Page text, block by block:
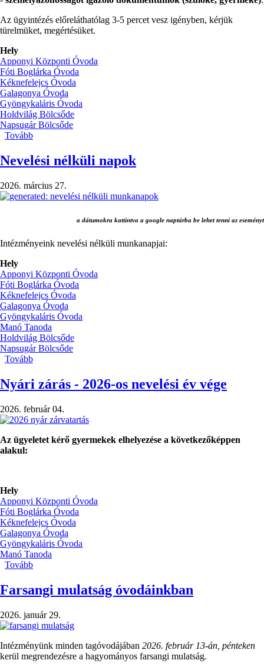
Az ügyintézés előreláthatólag 3-5 percet vesz igényben, kérjük
türelmüket, megértésüket.
Hely
Apponyi Központi Óvoda
Fóti Boglárka Óvoda
Kéknefelejcs Óvoda
Galagonya Óvoda
Gyöngykaláris Óvoda
Holdvilág Bölcsőde
Napsugár Bölcsőde
Tovább
es
nevelési
Nevelési nélküli napok
2026. március 27.
a dátumokra kattintva a google naptárba be lehet tenni az eseményt
Intézményeink nevelési nélküli munkanapjai:
Hely
Apponyi Központi Óvoda
Fóti Boglárka Óvoda
Kéknefelejcs Óvoda
Galagonya Óvoda
Gyöngykaláris Óvoda
Manó Tanoda
Holdvilág Bölcsőde
Napsugár Bölcsőde
Tovább
napok)
Nyári zárás - 2026-os nevelési év vége
2026. február 04.
Az ügyeletet kérő gyermekek elhelyezése a következőképpen
alakul:
Hely
Apponyi Központi Óvoda
Fóti Boglárka Óvoda
Kéknefelejcs Óvoda
Galagonya Óvoda
Gyöngykaláris Óvoda
Manó Tanoda
Tovább
-
2026-
nevelési
év
Farsangi mulatság óvodáinkban
2026. január 29.
Intézményünk minden tagóvodájában 2026. február 13-án, pénteken
kerül megrendezésre a hagyományos farsangi mulatság.